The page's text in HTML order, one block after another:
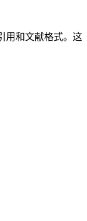
用和文献格式。这